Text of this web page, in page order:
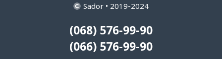
Sador • 2019-2024
(068) 576-99-90
(066) 576-99-90